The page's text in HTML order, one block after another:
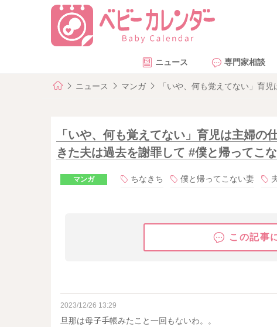
ニュース 専門家相談
ニュース マンガ 「いや、何も覚えてない」育
「いや、何も覚えてない」育児は主婦
きた夫は過去を謝罪して #僕と帰ってこ
マンガ ちなきち 僕と帰ってこない妻
この記事
2023/12/26 13:29
旦那は母子手帳みたこと一回もないわ。。